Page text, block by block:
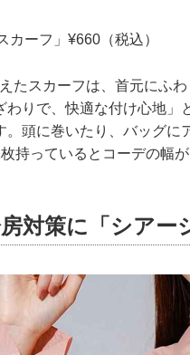
カーフ」¥660（税込）
たスカーフは、首元にふ
わりで、快適な付け心地
。頭に巻いたり、バッグ
持っているとコーデの幅
対策に「シアー